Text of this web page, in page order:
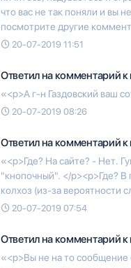
что вас не так поняли и вы
посмотрите другие
20-07-2019 11:51
Ответил на комментарий к
«<p>А г-н Газдовский ваш
20-07-2019 08:26
Ответил на комментарий к
«<p>Где? На сайте? - Нет.
"кнопочный". </p><p>Где?
колхоз (из-за вероятности
20-07-2019 07:54
Ответил на комментарий к
«<p>Вы не на то сообщение